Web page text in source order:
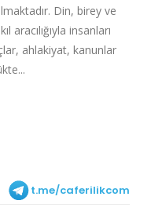
Din, birey ve
insanları
ahlakiyat, kanunlar
t.me/caferilikcom